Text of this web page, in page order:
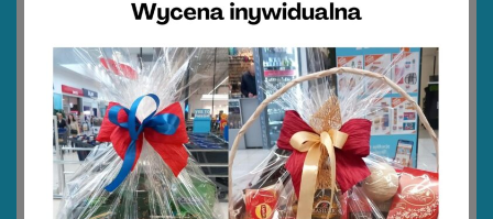
Muffinki marchewkowe z borówkami